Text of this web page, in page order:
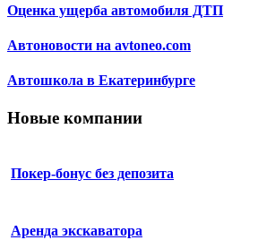
Оценка ущерба автомобиля ДТП
Автоновости на avtoneo.com
Автошкола в Екатеринбурге
Новые компании
Покер-бонус без депозита
Аренда экскаватора